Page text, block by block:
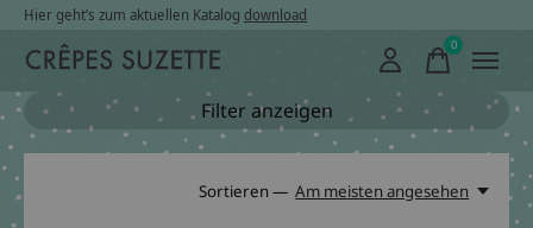
Hier geht’s zum aktuellen Katalog download
0items
Filter anzeigen
Sortieren — Am meisten angesehen